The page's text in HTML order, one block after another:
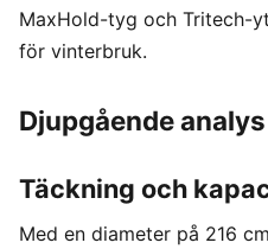
MaxHold-tyg och Tritech-
för vinterbruk.
Djupgående analys
Täckning och
Med en diameter på 216